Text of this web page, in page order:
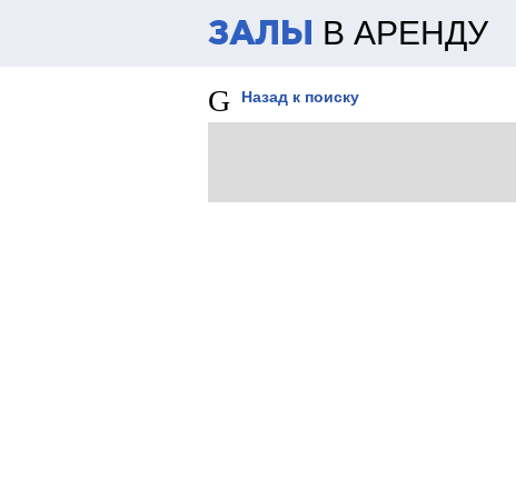
ЗАЛЫ В АРЕНДУ
Назад к поиску